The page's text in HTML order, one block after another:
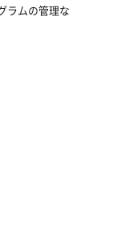
ラムの管理な